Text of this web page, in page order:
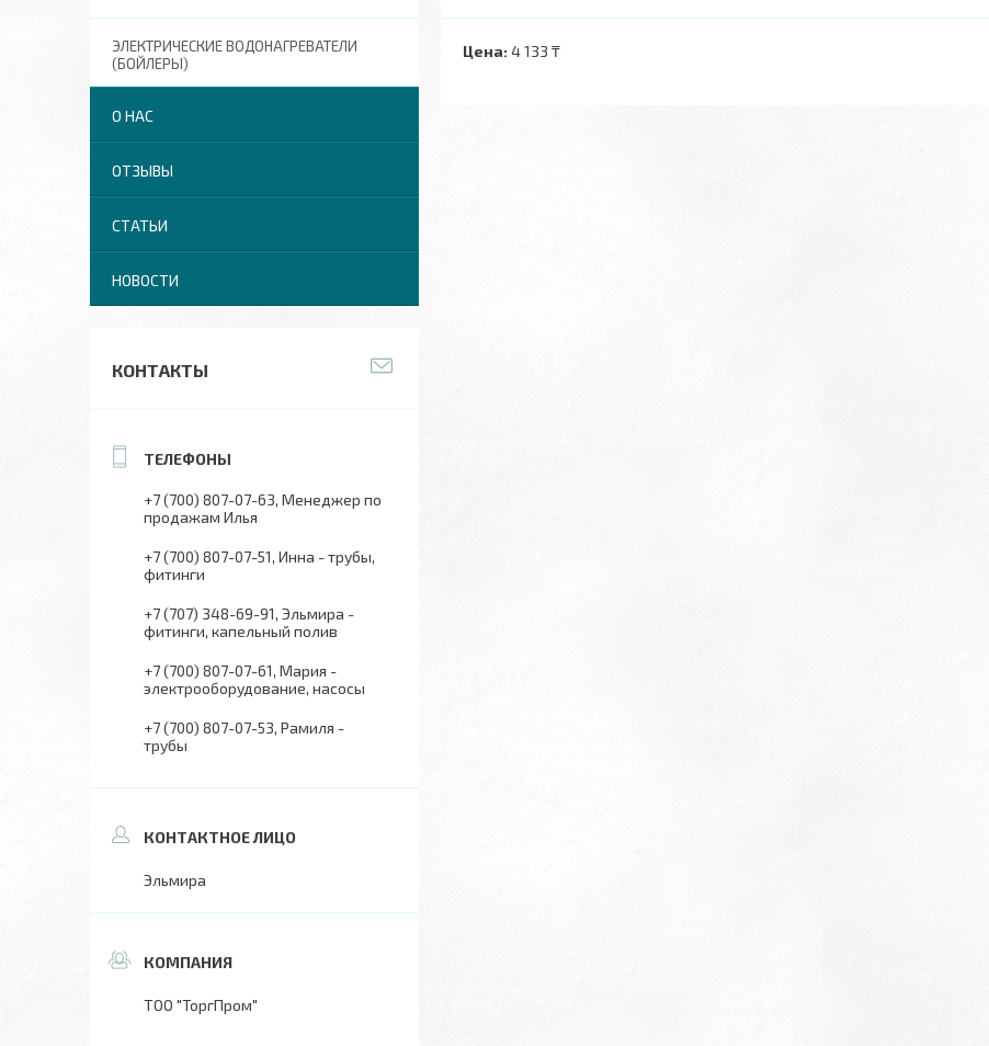
Цена: 4 133 ₸
ЭЛЕКТРИЧЕСКИЕ ВОДОНАГРЕВАТЕЛИ
(БОЙЛЕРЫ)
О НАС
ОТЗЫВЫ
СТАТЬИ
НОВОСТИ
КОНТАКТЫ
+7 (700) 807-07-63 Менеджер по
продажам Илья
+7 (700) 807-07-51 Инна - трубы,
фитинги
+7 (707) 348-69-91 Эльмира -
фитинги, капельный полив
+7 (700) 807-07-61 Мария -
электрооборудование, насосы
+7 (700) 807-07-53 Рамиля -
трубы
Эльмира
ТОО "ТоргПром"